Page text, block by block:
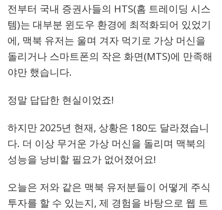
전부터 국내 증권사들의 HTS(홈 트레이딩 시스
템)는 대부분 윈도우 환경에 최적화되어 있었기
에, 맥북 유저는 울며 겨자 먹기로 가상 머신을
돌리거나 스마트폰의 작은 화면(MTS)에 만족해
야만 했습니다.
정말 답답한 현실이었죠!
하지만 2025년 현재, 상황은 180도 달라졌습니
다. 더 이상 무거운 가상 머신을 돌리며 맥북의
성능을 낭비할 필요가 없어졌어요!
오늘은 저와 같은 맥북 유저분들이 어떻게 주식
투자를 할 수 있는지, 제 경험을 바탕으로 웹 트